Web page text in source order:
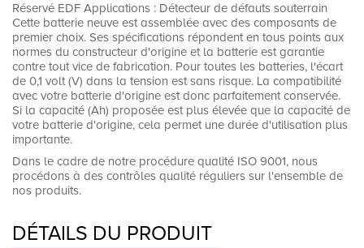
Réservé EDF Applications : Détecteur de défauts souterrain
Cette batterie neuve est assemblée avec des composants de
premier choix. Ses spécifications répondent en tous points aux
normes du constructeur d'origine et la batterie est garantie
contre tout vice de fabrication. Pour toutes les batteries, l'écart
de 0,1 volt (V) dans la tension est sans risque. La compatibilité
avec votre batterie d'origine est donc parfaitement conservée.
Si la capacité (Ah) proposée est plus élevée que la capacité de
votre batterie d'origine, cela permet une durée d'utilisation plus
importante.
Dans le cadre de notre procédure qualité ISO 9001, nous
procédons à des contrôles qualité réguliers sur l'ensemble de
nos produits.
DÉTAILS DU PRODUIT